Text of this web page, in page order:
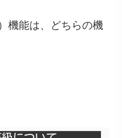
機能は、どちらの機